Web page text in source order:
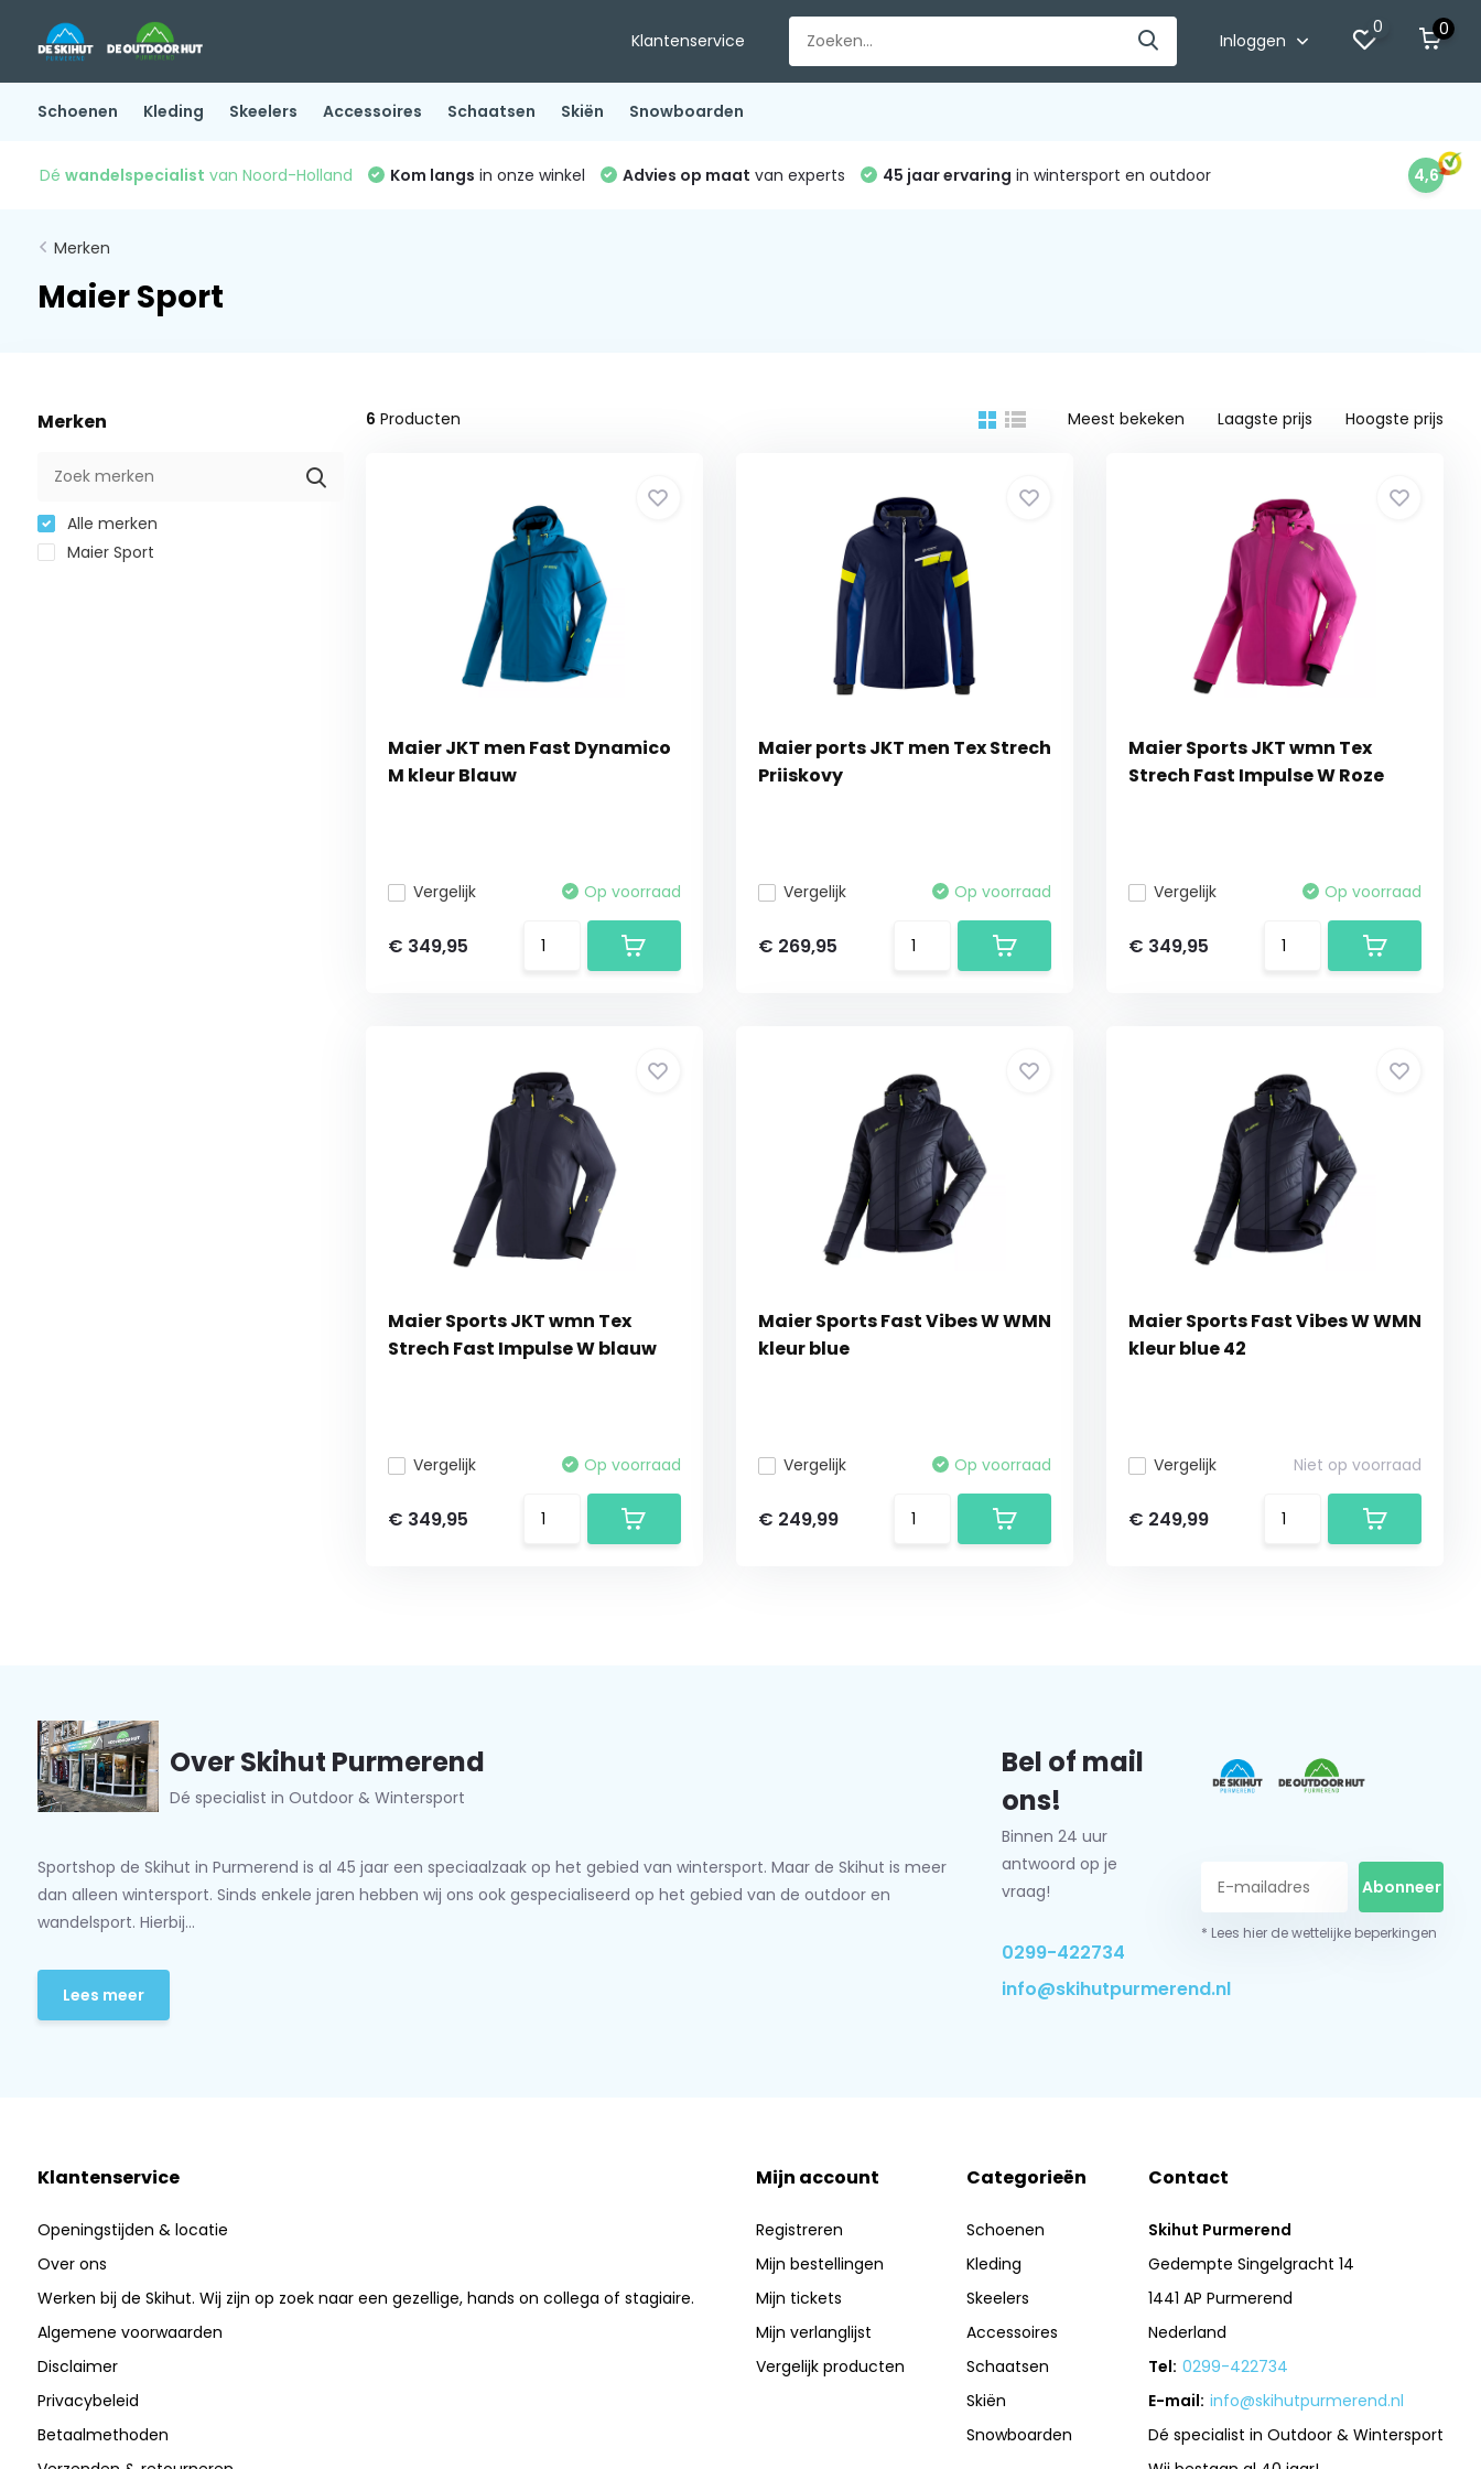
Klantenservice Inloggen
0 0
Schoenen Kleding Skeelers Accessoires Schaatsen Skiën Snowboarden
Dé wandelspecialist van Noord-Holland Kom langs in onze winkel Advies op maat van experts 45 jaar ervaring in wintersport en outdoor 4,6
Merken
Maier Sport
Merken
Alle merken
Maier Sport
6 Producten Meest bekeken Laagste prijs Hoogste prijs
Maier JKT men Fast Dynamico
M kleur Blauw
Vergelijk Op voorraad
€ 349,95
Maier ports JKT men Tex Strech
Priiskovy
Vergelijk Op voorraad
€ 269,95
Maier Sports JKT wmn Tex
Strech Fast Impulse W Roze
Vergelijk Op voorraad
€ 349,95
Maier Sports JKT wmn Tex
Strech Fast Impulse W blauw
Vergelijk Op voorraad
€ 349,95
Maier Sports Fast Vibes W WMN
kleur blue
Vergelijk Op voorraad
€ 249,99
Maier Sports Fast Vibes W WMN
kleur blue 42
Vergelijk Niet op voorraad
€ 249,99
Over Skihut Purmerend
Dé specialist in Outdoor & Wintersport
Sportshop de Skihut in Purmerend is al 45 jaar een speciaalzaak op het gebied van wintersport. Maar de Skihut is meer
dan alleen wintersport. Sinds enkele jaren hebben wij ons ook gespecialiseerd op het gebied van de outdoor en
wandelsport. Hierbij...
Lees meer
Bel of mail
ons!
Binnen 24 uur
antwoord op je
vraag!
0299-422734
info@skihutpurmerend.nl
Abonneer
* Lees hier de wettelijke beperkingen
Klantenservice
Openingstijden & locatie
Over ons
Werken bij de Skihut. Wij zijn op zoek naar een gezellige, hands on collega of stagiaire.
Algemene voorwaarden
Disclaimer
Privacybeleid
Betaalmethoden
Mijn account
Registreren
Mijn bestellingen
Mijn tickets
Mijn verlanglijst
Vergelijk producten
Categorieën
Schoenen
Kleding
Skeelers
Accessoires
Schaatsen
Skiën
Snowboarden
Contact
Skihut Purmerend
Gedempte Singelgracht 14
1441 AP Purmerend
Nederland
Tel: 0299-422734
E-mail: info@skihutpurmerend.nl
Dé specialist in Outdoor & Wintersport